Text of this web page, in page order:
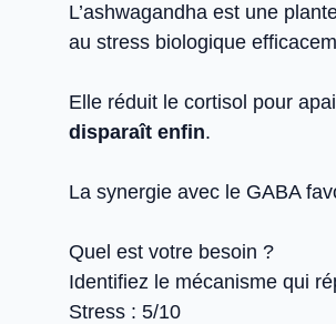
L’ashwagandha est une
au stress biologique
Elle réduit le cortisol pour
disparaît enfin.
La synergie avec le GABA
Quel est votre besoin ?
Identifiez le mécanisme qui
Stress : 5/10